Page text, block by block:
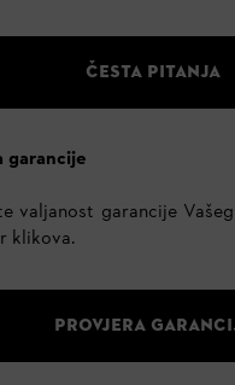
ČESTA PITANJA
garancije
valjanost garancije
klikova.
PROVJERA